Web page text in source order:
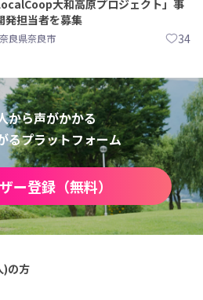
大和高原プロジェクト」事
発担当者を募集
奈良県奈良市 34
から声がかかる
るプラットフォーム
ー登録（無料）
)の方